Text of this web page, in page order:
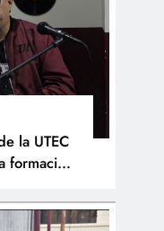
la UTEC
formación